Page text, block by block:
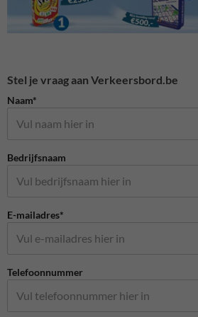
Stel je vraag aan Verkeersbord.be
Naam*
Bedrijfsnaam
E-mailadres*
Telefoonnummer